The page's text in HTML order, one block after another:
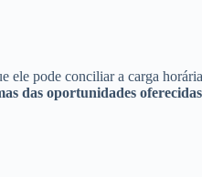
pode conciliar a carga
das oportunidades